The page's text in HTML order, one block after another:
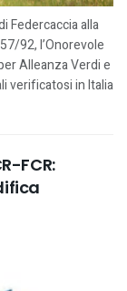
Federcaccia alla
92, l’Onorevole
Alleanza Verdi e
verificatosi in Italia
FCR: